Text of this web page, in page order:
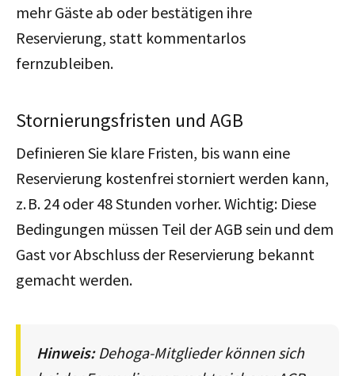
mehr Gäste ab oder bestätigen ihre
Reservierung, statt kommentarlos
fernzubleiben.
Stornierungsfristen und AGB
Definieren Sie klare Fristen, bis wann eine
Reservierung kostenfrei storniert werden kann,
z. B. 24 oder 48 Stunden vorher. Wichtig: Diese
Bedingungen müssen Teil der AGB sein und dem
Gast vor Abschluss der Reservierung bekannt
gemacht werden.
Hinweis:Dehoga-Mitglieder können sich